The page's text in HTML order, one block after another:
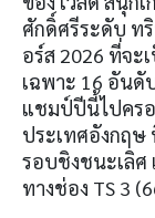
ศักดิ์ศรีระดับ ท
อร์ส 2026 ที่จะ
เฉพาะ 16 อันดั
แชมป์ปีนี้ไปครอ
ประเทศอังกฤษ
รอบชิงชนะเลิศ
ทางช่อง TS 3